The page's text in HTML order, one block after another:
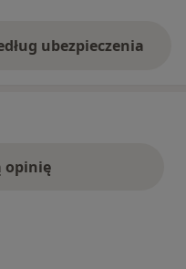
ubezpieczenia
opinię